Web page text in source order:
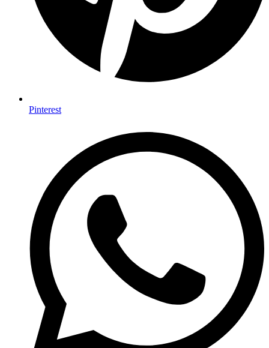
Pinterest